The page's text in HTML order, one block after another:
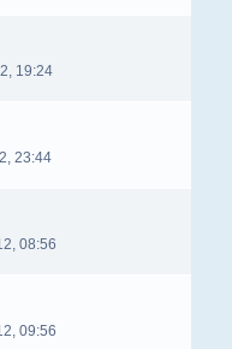
19:24
23:44
08:56
09:56